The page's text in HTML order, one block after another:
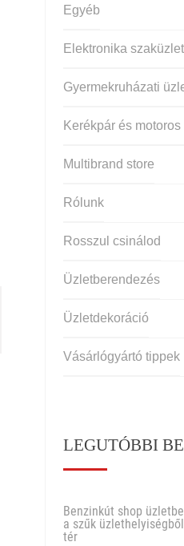
Egyéb
Elektronika szaküzlet
Gyermekruházati
Kerékpár és motoros
Multibrand store
Rólunk
Rosszul csinálod
Üzletberendezés
Üzletdekoráció
Vásárlógyártó tippek
LEGUTÓBBI
Benzinkút shop
a szűk
tér